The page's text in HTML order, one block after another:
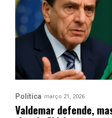
Política março 21, 2026
Valdemar defende,